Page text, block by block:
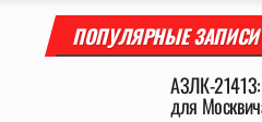
ПОПУЛЯРНЫЕ ЗАПИСИ
АЗЛК-
для